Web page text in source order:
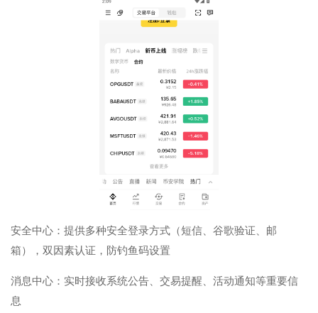
安全中心：提供多种安全登录方式（短信、谷歌验证、邮
箱），双因素认证，防钓鱼码设置
消息中心：实时接收系统公告、交易提醒、活动通知等重要信
息